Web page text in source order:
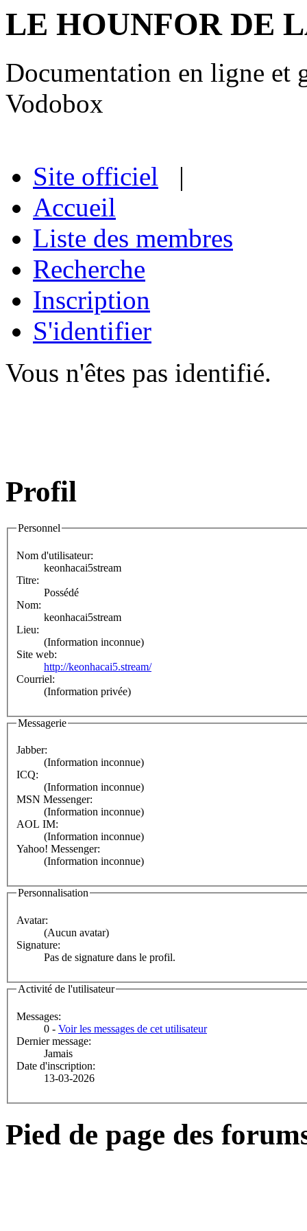
LE HOUNFOR DE
Documentation en ligne et
Vodobox
Site officiel |
Accueil
Liste des membres
Recherche
Inscription
S'identifier
Vous n'êtes pas identifié.
Profil
Personnel
Nom d'utilisateur:
keonhacai5stream
Titre:
Possédé
Nom:
keonhacai5stream
Lieu:
(Information inconnue)
Site web:
http://keonhacai5.stream/
Courriel:
(Information privée)
Messagerie
Jabber:
(Information inconnue)
ICQ:
(Information inconnue)
MSN Messenger:
(Information inconnue)
AOL IM:
(Information inconnue)
Yahoo! Messenger:
(Information inconnue)
Personnalisation
Avatar:
(Aucun avatar)
Signature:
Pas de signature dans le profil.
Activité de l'utilisateur
Messages:
0 - Voir les messages de cet utilisateur
Dernier message:
Jamais
Date d'inscription:
13-03-2026
Pied de page des